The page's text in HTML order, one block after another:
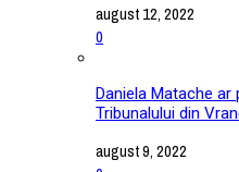
august 12, 2022
0
Daniela Matache ar
Tribunalului din
august 9, 2022